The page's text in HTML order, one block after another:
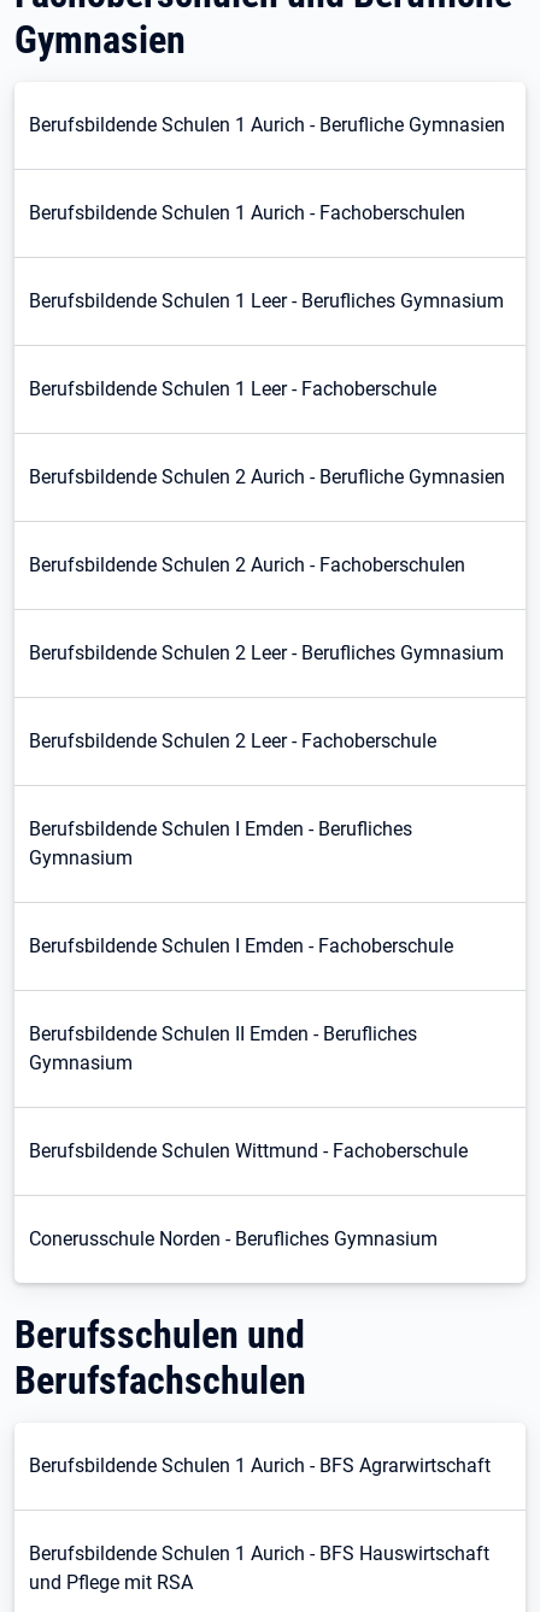
Gymnasien
Berufsbildende Schulen 1 Aurich - Berufliche Gymnasien
Berufsbildende Schulen 1 Aurich - Fachoberschulen
Berufsbildende Schulen 1 Leer - Berufliches Gymnasium
Berufsbildende Schulen 1 Leer - Fachoberschule
Berufsbildende Schulen 2 Aurich - Berufliche Gymnasien
Berufsbildende Schulen 2 Aurich - Fachoberschulen
Berufsbildende Schulen 2 Leer - Berufliches Gymnasium
Berufsbildende Schulen 2 Leer - Fachoberschule
Berufsbildende Schulen I Emden - Berufliches
Gymnasium
Berufsbildende Schulen I Emden - Fachoberschule
Berufsbildende Schulen II Emden - Berufliches
Gymnasium
Berufsbildende Schulen Wittmund - Fachoberschule
Conerusschule Norden - Berufliches Gymnasium
Berufsschulen und
Berufsfachschulen
Berufsbildende Schulen 1 Aurich - BFS Agrarwirtschaft
Berufsbildende Schulen 1 Aurich - BFS Hauswirtschaft
und Pflege mit RSA